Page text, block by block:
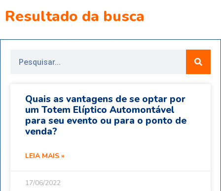
Resultado da busca
Quais as vantagens de se optar por
um Totem Elíptico Automontável
para seu evento ou para o ponto de
venda?
LEIA MAIS »
17/06/2022